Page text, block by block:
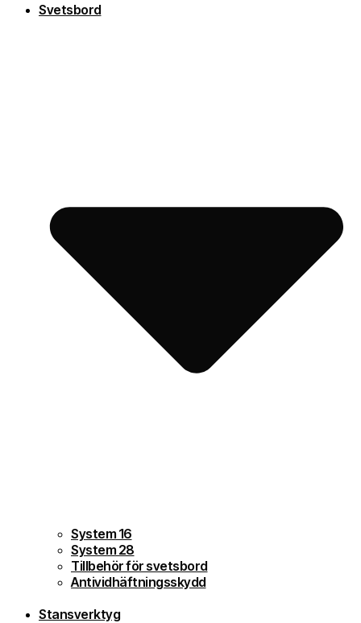
Svetsbord
System 16
System 28
Tillbehör för svetsbord
Antividhäftningsskydd
Stansverktyg